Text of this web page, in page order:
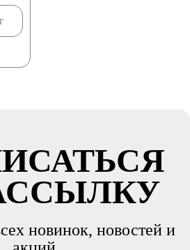
новинок, новостей и